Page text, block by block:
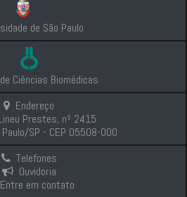
de São Paulo
Ciências Biomédicas
Endereço
Prestes, nº 2415
SP - CEP 05508-000
Telefones
Ouvidoria
Entre em contato